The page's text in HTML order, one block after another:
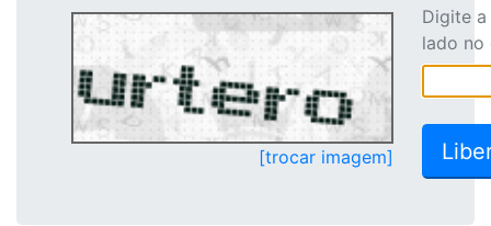
[trocar imagem]
Digite
lado no